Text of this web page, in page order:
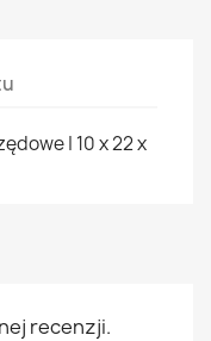
| 10 x 22 x
recenzji.